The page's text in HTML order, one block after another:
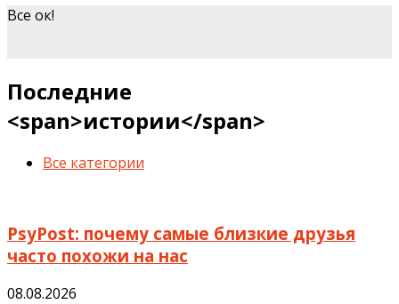
Все ок!
Последние
<span>истории</span>
Все категории
PsyPost: почему самые близкие друзья
часто похожи на нас
08.08.2026